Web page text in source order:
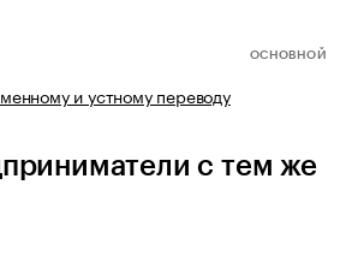
ОСНОВНОЙ
и устному переводу
с тем же